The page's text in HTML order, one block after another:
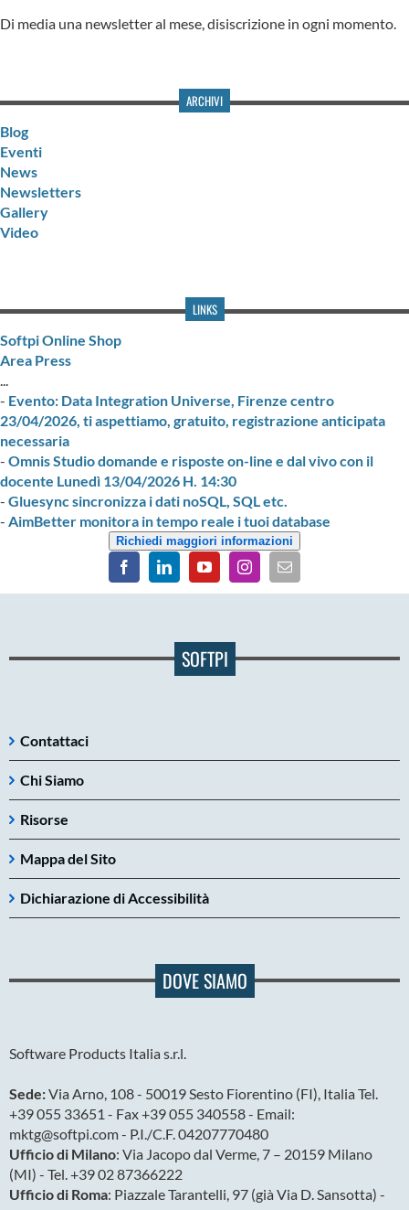
Di media una newsletter al mese, disiscrizione in ogni momento.
ARCHIVI
Blog
Eventi
News
Newsletters
Gallery
Video
LINKS
Softpi Online Shop
Area Press
...
- Evento: Data Integration Universe, Firenze centro
23/04/2026, ti aspettiamo, gratuito, registrazione anticipata
necessaria
- Omnis Studio domande e risposte on-line e dal vivo con il
docente Lunedì 13/04/2026 H. 14:30
- Gluesync sincronizza i dati noSQL, SQL etc.
- AimBetter monitora in tempo reale i tuoi database
Richiedi maggiori informazioni
SOFTPI
Contattaci
Chi Siamo
Risorse
Mappa del Sito
Dichiarazione di Accessibilità
DOVE SIAMO
Software Products Italia s.r.l.
Sede:Via Arno, 108 - 50019 Sesto Fiorentino (FI), Italia Tel.
+39 055 33651 - Fax +39 055 340558 - Email:
mktg@softpi.com - P.I./C.F. 04207770480
Ufficio di Milano: Via Jacopo dal Verme, 7 – 20159 Milano
(MI) - Tel. +39 02 87366222
Ufficio di Roma: Piazzale Tarantelli, 97 (già Via D. Sansotta) -